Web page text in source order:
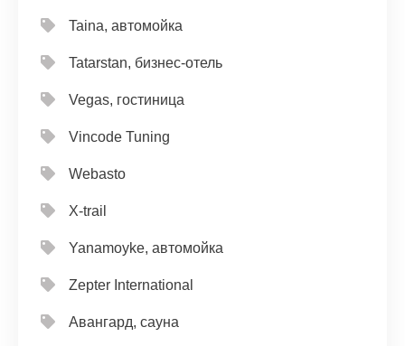
Taina, автомойка
Tatarstan, бизнес-отель
Vegas, гостиница
Vincode Tuning
Webasto
X-trail
Yanamoyke, автомойка
Zepter International
Авангард, сауна